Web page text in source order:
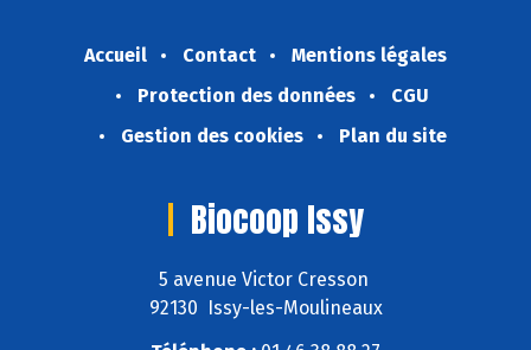
Accueil Contact
Mentions légales
Protection des données
CGU
Gestion des cookies
Plan du site
Biocoop Issy
5 avenue Victor Cresson
92130 Issy-les-Moulineaux